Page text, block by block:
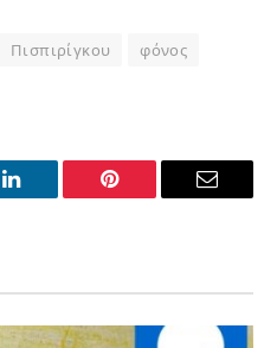
Πισπιρίγκου
φόνος
LinkedIn Pinterest Email